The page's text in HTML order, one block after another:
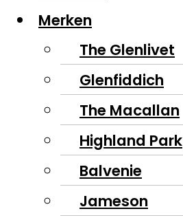
Merken
The Glenlivet
Glenfiddich
The Macallan
Highland Park
Balvenie
Jameson